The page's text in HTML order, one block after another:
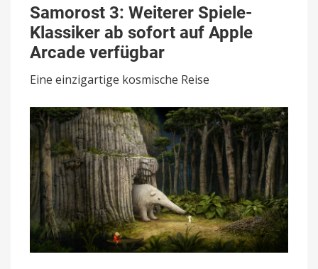
3:
Weiterer
Spiele-
Klassiker
ab
sofort
Arcade
verfügbar
Samorost 3: Weiterer Spiele-
Klassiker ab sofort auf Apple
Arcade verfügbar
Eine einzigartige kosmische Reise